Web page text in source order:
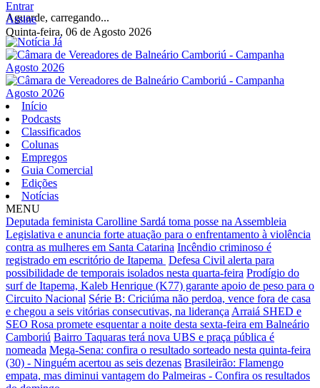
Aguarde, carregando...
Entrar
Assine
Quinta-feira, 06 de Agosto 2026
Início
Podcasts
Classificados
Colunas
Empregos
Guia Comercial
Edições
Notícias
MENU
Deputada feminista Carolline Sardá toma posse na Assembleia
Legislativa e anuncia forte atuação para o enfrentamento à violência
contra as mulheres em Santa Catarina Incêndio criminoso é
registrado em escritório de Itapema Defesa Civil alerta para
possibilidade de temporais isolados nesta quarta-feira Prodígio do
surf de Itapema, Kaleb Henrique (K77) garante apoio de peso para o
Circuito Nacional Série B: Criciúma não perdoa, vence fora de casa
e chegou a seis vitórias consecutivas, na liderança Arraiá SHED e
SEO Rosa promete esquentar a noite desta sexta-feira em Balneário
Camboriú Bairro Taquaras terá nova UBS e praça pública é
nomeada Mega-Sena: confira o resultado sorteado nesta quinta-feira
(30) - Ninguém acertou as seis dezenas Brasileirão: Flamengo
empata, mas diminui vantagem do Palmeiras - Confira os resultados